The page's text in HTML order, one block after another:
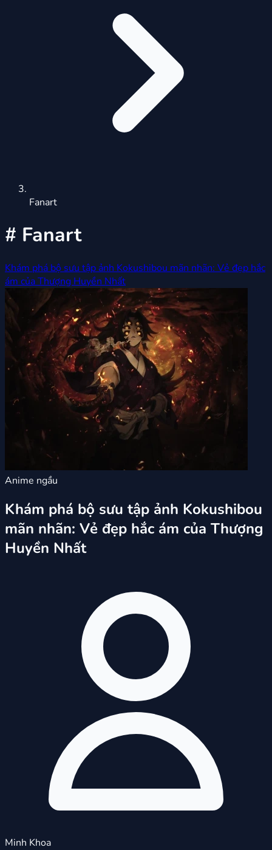
Fanart
# Fanart
Khám phá bộ sưu tập ảnh Kokushibou mãn nhãn: Vẻ đẹp hắc
ám của Thượng Huyền Nhất
Anime ngầu
Khám phá bộ sưu tập ảnh Kokushibou
mãn nhãn: Vẻ đẹp hắc ám của Thượng
Huyền Nhất
Minh Khoa